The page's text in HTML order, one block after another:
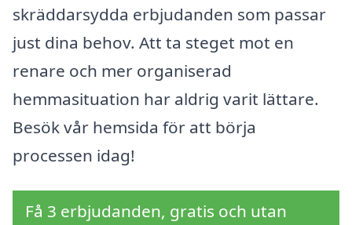
skräddarsydda erbjudanden som passar
just dina behov. Att ta steget mot en
renare och mer organiserad
hemmasituation har aldrig varit lättare.
Besök vår hemsida för att börja
processen idag!
Få 3 erbjudanden, gratis och utan